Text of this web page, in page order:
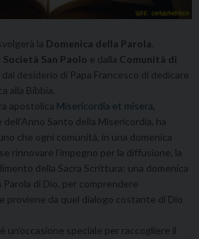
la Domenica della Parola
Società San Paolo e dalla Comunità di
dal desiderio di Papa Francesco di dedicare
alla Bibbia.
apostolica Misericordia et misera
Santo della Misericordia, ha
che ogni comunità, in una domenica
rinnovare l’impegno per la diffusione, la
della Sacra Scrittura: una domenica
di Dio, per comprendere
proviene da quel dialogo costante di Dio
un’occasione speciale per raccogliere il